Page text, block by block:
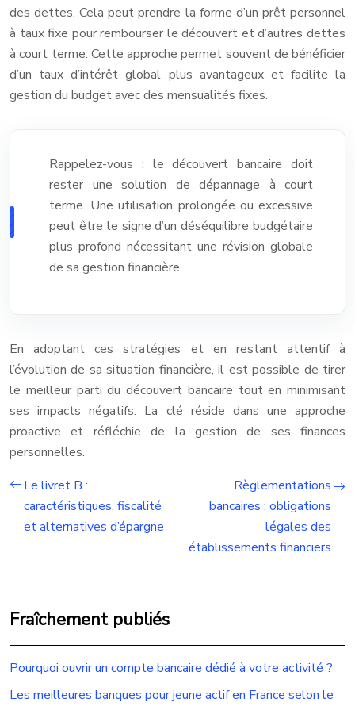
des dettes. Cela peut prendre la forme d’un prêt personnel
à taux fixe pour rembourser le découvert et d’autres dettes
à court terme. Cette approche permet souvent de bénéficier
d’un taux d’intérêt global plus avantageux et facilite la
gestion du budget avec des mensualités fixes.
Rappelez-vous : le découvert bancaire doit
rester une solution de dépannage à court
terme. Une utilisation prolongée ou excessive
peut être le signe d’un déséquilibre budgétaire
plus profond nécessitant une révision globale
de sa gestion financière.
En adoptant ces stratégies et en restant attentif à
l’évolution de sa situation financière, il est possible de tirer
le meilleur parti du découvert bancaire tout en minimisant
ses impacts négatifs. La clé réside dans une approche
proactive et réfléchie de la gestion de ses finances
personnelles.
Le livret B :
caractéristiques, fiscalité
et alternatives d’épargne
Règlementations
bancaires : obligations
légales des
établissements financiers
Fraîchement publiés
Pourquoi ouvrir un compte bancaire dédié à votre activité ?
Les meilleures banques pour jeune actif en France selon le